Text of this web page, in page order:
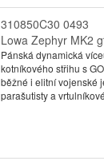
310850C30 0493
Lowa Zephyr MK2
Pánská dynamická
kotníkového střihu s
běžné i elitní vojenské
parašutisty a